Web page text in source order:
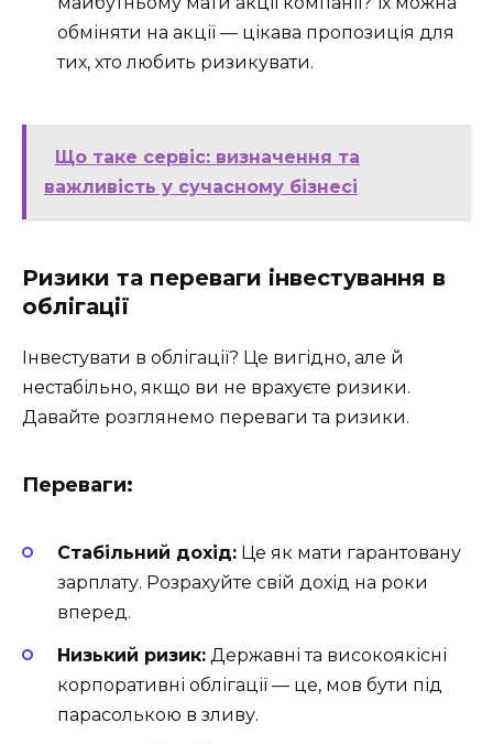
обміняти на акції — цікава пропозиція для
тих, хто любить ризикувати.
Що таке сервіс: визначення та
важливість у сучасному бізнесі
Ризики та переваги інвестування в
облігації
Інвестувати в облігації? Це вигідно, але й
нестабільно, якщо ви не врахуєте ризики.
Давайте розглянемо переваги та ризики.
Переваги:
Стабільний дохід: Це як мати гарантовану
зарплату. Розрахуйте свій дохід на роки
вперед.
Низький ризик: Державні та високоякісні
корпоративні облігації — це, мов бути під
парасолькою в зливу.